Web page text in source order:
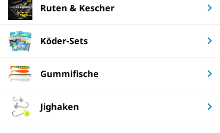
Ruten & Kescher
Köder-Sets
Gummifische
Jighaken